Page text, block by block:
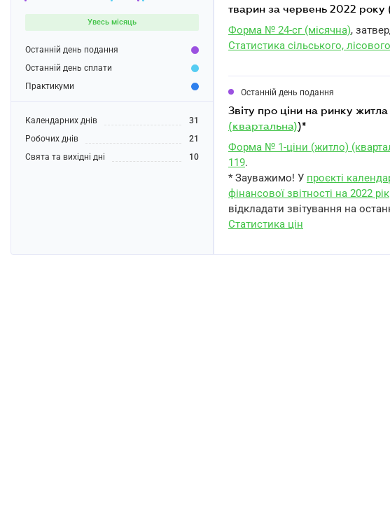
Увесь місяць
Останній день подання
Останній день сплати
Практикуми
Календарних днів
31
Робочих днів
21
Свята та вихідні дні
10
тварин за червень 2022
Форма № 24-сг (місячна),
Статистика сільського,
Останній день подання
звіту про ціни на ринку
(квартальна))*
Форма № 1-ціни (житло)
119.
* Зауважимо! У проєкті
фінансової звітності на 2022 рік
відкладати звітування на
Статистика цін